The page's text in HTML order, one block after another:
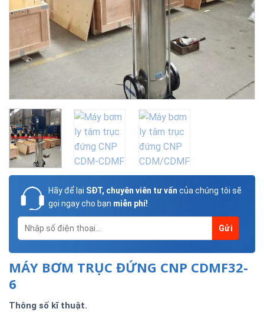
Hãy để lại SĐT, chuyên viên tư vấn của chúng tôi sẽ
gọi ngay cho bạn miễn phí!
MÁY BƠM TRỤC ĐỨNG CNP CDMF32-
6
Thông số kĩ thuật.